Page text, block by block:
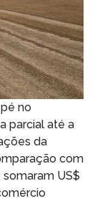
no
parcial até a
da
com
US$